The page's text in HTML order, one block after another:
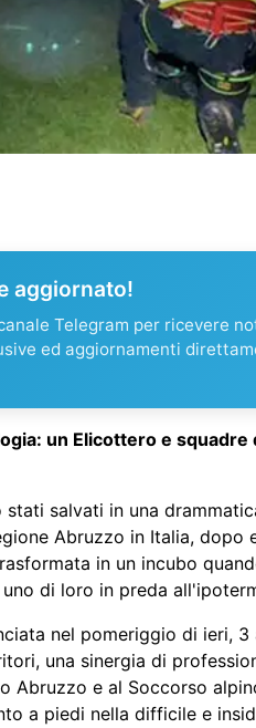
aggiornato!
Telegram per ricevere
ed aggiornamenti
un Elicottero e
salvati in una
Abruzzo in Italia,
in un incubo
di loro in preda
nel pomeriggio di ieri,
una sinergia di
Abruzzo e al Soccorso
a piedi nella difficile e